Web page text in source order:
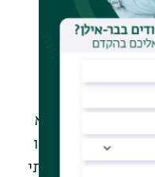
ולהכללה.
של המחשבה
וקוראותיו לא
"בהקשר
יקר. אנחנו לא
את עצמנו
הרגל יצירתי